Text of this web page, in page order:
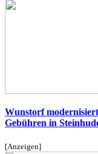
Wunstorf
Gebühren in
[Anzeigen]